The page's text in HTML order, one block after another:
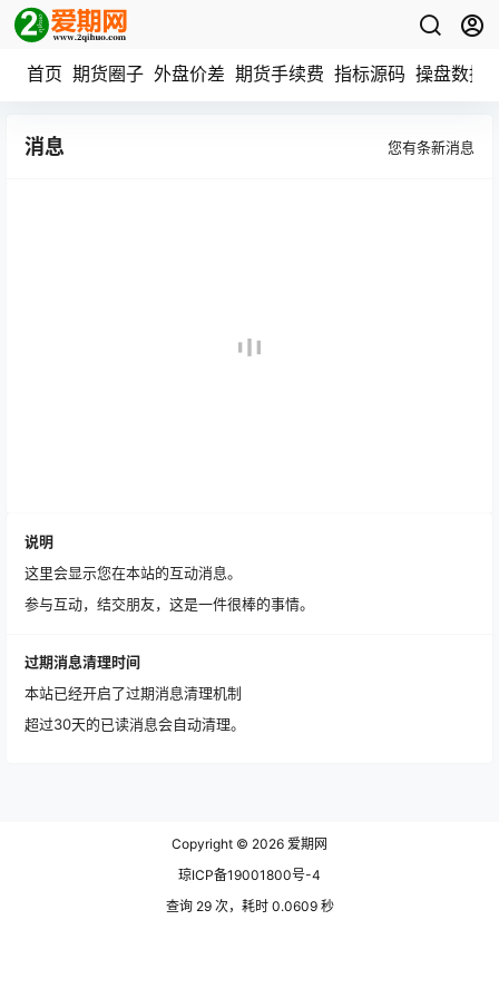
首页 期货圈子 外盘价差 期货手续费 指标源码 操盘数据
消息 您有条新消息
说明
这里会显示您在本站的互动消息。
参与互动，结交朋友，这是一件很棒的事情。
过期消息清理时间
本站已经开启了过期消息清理机制
超过30天的已读消息会自动清理。
Copyright © 2026 爱期网
琼ICP备19001800号-4
查询 29 次，耗时 0.0609 秒